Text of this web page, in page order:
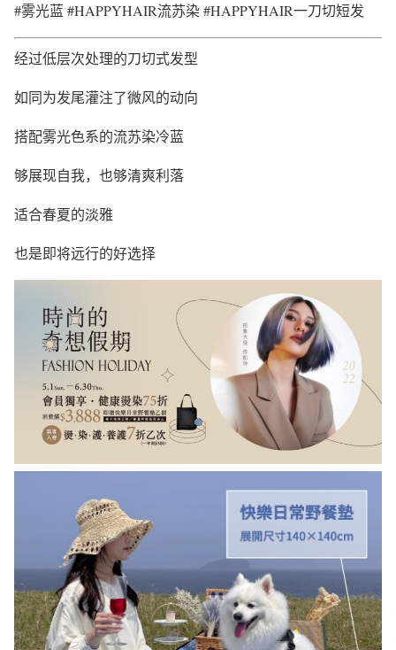
#雾光蓝 #HAPPYHAIR流苏染 #HAPPYHAIR一刀切短发
经过低层次处理的刀切式发型
如同为发尾灌注了微风的动向
搭配雾光色系的流苏染冷蓝
够展现自我，也够清爽利落
适合春夏的淡雅
也是即将远行的好选择